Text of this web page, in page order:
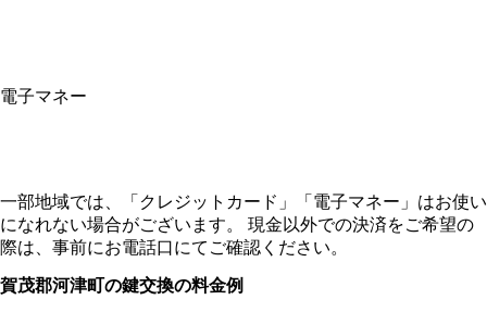
電子マネー
一部地域では、「クレジットカード」「電子マネー」はお使い
になれない場合がございます。 現金以外での決済をご希望の
際は、事前にお電話口にてご確認ください。
賀茂郡河津町の鍵交換の料金例